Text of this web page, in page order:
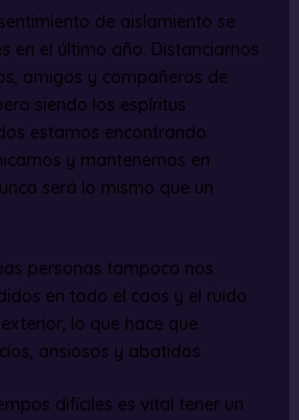
de aislamiento se
en el último año. Distanciarnos
amigos y compañeros de
siendo los espíritus
estamos encontrando
y mantenernos en
será lo mismo que un
personas tampoco nos
en todo el caos y el ruido
lo que hace que
ansiosos y abatidos.
difíciles es vital tener un